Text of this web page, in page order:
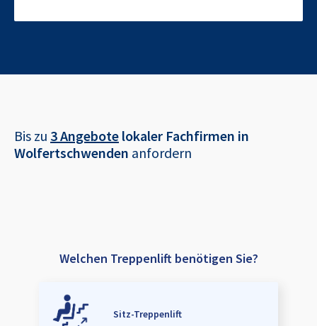
Bis zu 3 Angebote lokaler Fachfirmen in
Wolfertschwenden anfordern
Welchen Treppenlift benötigen Sie?
Sitz-Treppenlift